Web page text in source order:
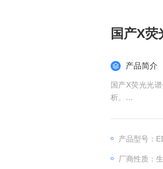
国产X
产品简介
国产X荧光光
析。
该仪器的主要
XRF技术可对
产品型号：
厂商性质：